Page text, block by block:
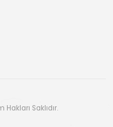
Hakları Saklıdır.